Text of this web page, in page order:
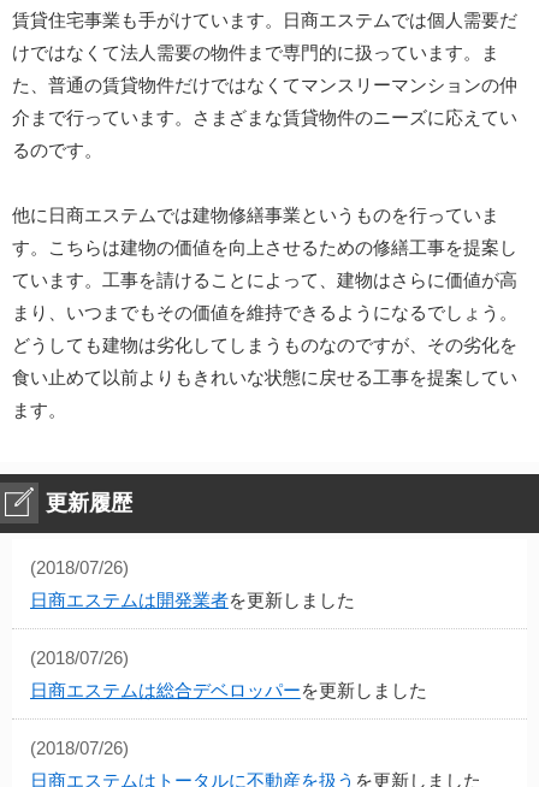
賃貸住宅事業も手がけています。日商エステムでは個人需要だ
けではなくて法人需要の物件まで専門的に扱っています。ま
た、普通の賃貸物件だけではなくてマンスリーマンションの仲
介まで行っています。さまざまな賃貸物件のニーズに応えてい
るのです。
他に日商エステムでは建物修繕事業というものを行っていま
す。こちらは建物の価値を向上させるための修繕工事を提案し
ています。工事を請けることによって、建物はさらに価値が高
まり、いつまでもその価値を維持できるようになるでしょう。
どうしても建物は劣化してしまうものなのですが、その劣化を
食い止めて以前よりもきれいな状態に戻せる工事を提案してい
ます。
更新履歴
(2018/07/26)
日商エステムは開発業者を更新しました
(2018/07/26)
日商エステムは総合デベロッパーを更新しました
(2018/07/26)
日商エステムはトータルに不動産を扱う を更新しました